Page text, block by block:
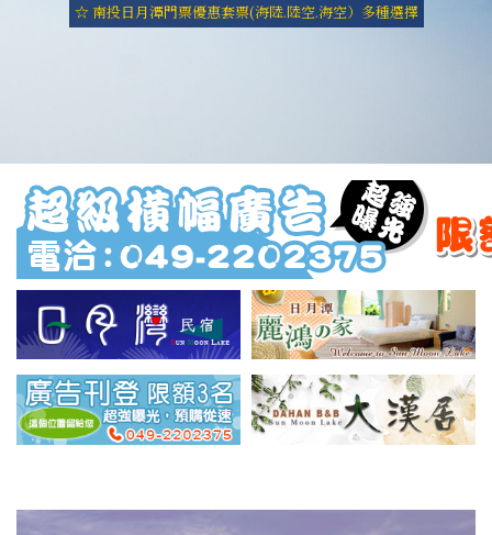
☆ 南投日月潭門票優惠套票(海陸.陸空.海空）多種選擇